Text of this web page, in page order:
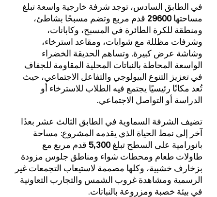
في الطابق السادس، توجد شرفة خارجية واسعة تبلغ
مساحتها 29600 قدم مربع
وتضم مسبحًا بشاطئ،
ومنطقة للكرة الطائرة في المسبح، وكابانات،
وشرفات مظللة مع شوايات، ومقاعد استرخاء،
وشاشة عرض كبيرة. وتساهم الحديقة الخضراء
الواسعة المحاطة بالنباتات المحلية المقاومة للجفاف
في تعزيز التنوع البيولوجي والتفاعل الاجتماعي، حيث
تُعد مكانًا رئيسيًا يجتمع فيه الطلاب للاسترخاء أو
الدراسة أو التواصل الاجتماعي.
تضيف الشرفة السماوية في الطابق الثالث عشر بعدًا
آخر إلى نمط الحياة الذي يقدمه المشروع: مساحة
بانورامية على السطح تبلغ 5,300 قدم مربع
مع
طاولات طعام ومحطات شواء ومناطق جلوس مزودة
بزخارف خشبية، وكلها مصممة لاستيعاب التجمعات غير
الرسمية ومشاهدة غروب الشمس والتجارب التعاونية
في بيئة خصبة ومزروعة بالنباتات.